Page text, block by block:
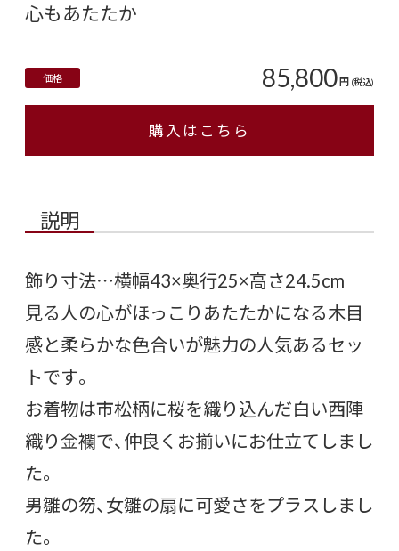
心もあたたか
価格 85,800円 (税込)
購入はこちら
説明
飾り寸法…横幅43×奥行25×高さ24.5cm
見る人の心がほっこりあたたかになる木目
感と柔らかな色合いが魅力の人気あるセッ
トです。
お着物は市松柄に桜を織り込んだ白い西陣
織り金襴で、仲良くお揃いにお仕立てしまし
た。
男雛の笏、女雛の扇に可愛さをプラスしまし
た。